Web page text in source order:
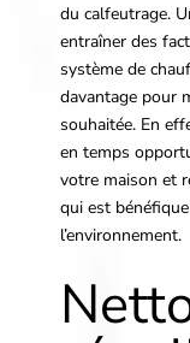
du calfeutrage.
entraîner des
système de
davantage pour
souhaitée. En
en temps
votre maison et
qui est
l’environnement.